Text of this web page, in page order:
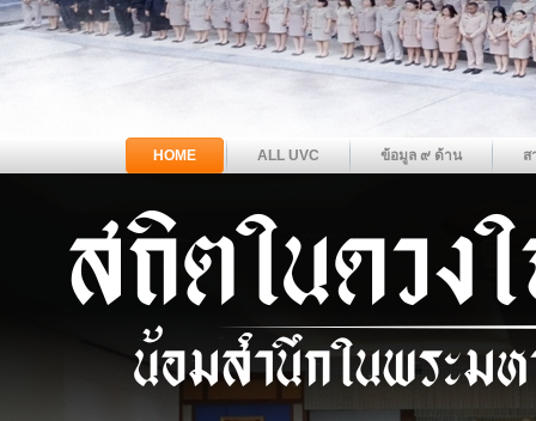
HOME ALL UVC ข้อมูล ๙ ด้าน ส